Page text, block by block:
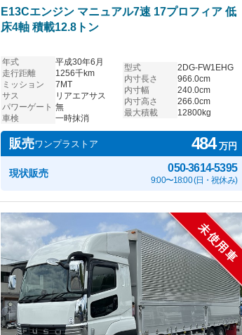
E13Cエンジン マニュアル7速 17プロフィア 低
床4軸 積載12.8トン
年式
平成30年6月
走行距離
1256千km
ミッション
7MT
サス
リアエアサス
パワーゲート 無
車検
一時抹消
型式
2DG-FW1EHG
内寸長さ
966.0cm
内寸幅
240.0cm
内寸高さ
266.0cm
最大積載
12800kg
販売ワンプラストア 484万円
現状販売 050-3614-5395
9:00〜18:00 (日・祝休み)
未使用車